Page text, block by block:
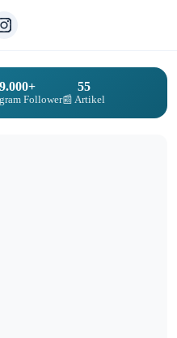
Follower
55
📰 Artikel